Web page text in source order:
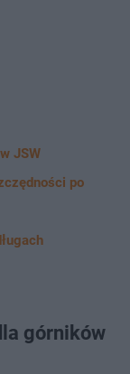
JSW
po
górników